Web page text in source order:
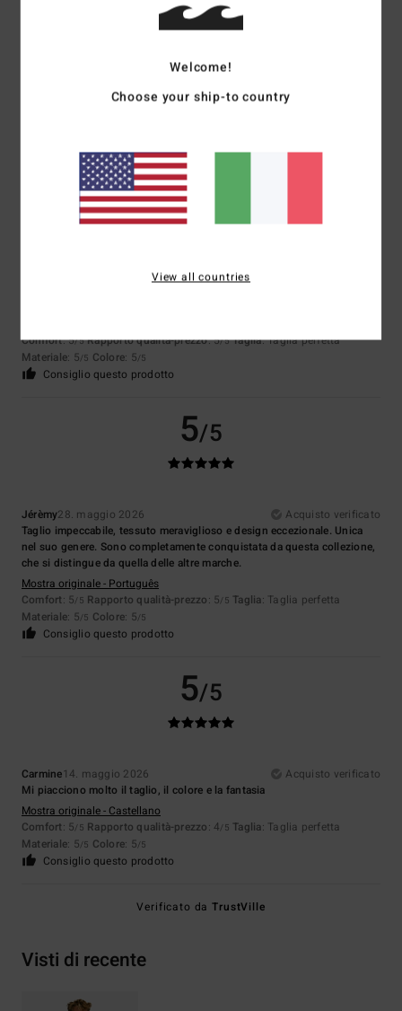
Colore
5 /5
Comfort: 5/5 Rapporto qualità-prezzo: 5/5 Taglia: Taglia perfetta
Materiale: 5/5 Colore: 5/5
Consiglio questo prodotto
5/5
Jérèmy28. maggio 2026
Acquisto verificato
Taglio impeccabile, tessuto meraviglioso e design eccezionale. Unica
nel suo genere. Sono completamente conquistata da questa collezione,
che si distingue da quella delle altre marche.
Mostra originale - Português
Comfort: 5/5 Rapporto qualità-prezzo: 5/5 Taglia: Taglia perfetta
Materiale: 5/5 Colore: 5/5
Consiglio questo prodotto
5/5
Carmine14. maggio 2026
Acquisto verificato
Mi piacciono molto il taglio, il colore e la fantasia
Mostra originale - Castellano
Comfort: 5/5 Rapporto qualità-prezzo: 4/5 Taglia: Taglia perfetta
Materiale: 5/5 Colore: 5/5
Consiglio questo prodotto
Verificato daTrustVille
Visti di recente
Welcome!
Choose your ship-to country
View all countries